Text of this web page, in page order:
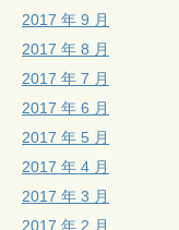
2017 年 9 月
2017 年 8 月
2017 年 7 月
2017 年 6 月
2017 年 5 月
2017 年 4 月
2017 年 3 月
2017 年 2 月